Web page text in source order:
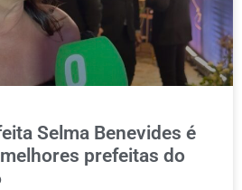
Selma Benevides é
prefeitas do